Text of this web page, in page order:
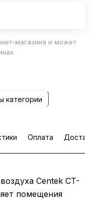
магазина и может
категории
Оплата
Centek CT-
помещения